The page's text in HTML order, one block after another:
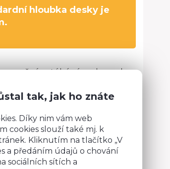
hloubka desky je
zatékání vody pod
tak, jak ho znáte
Díky nim vám web
cookies slouží také mj. k
Kliknutím na tlačítko „V
a předáním údajů o chování
sociálních sítích a